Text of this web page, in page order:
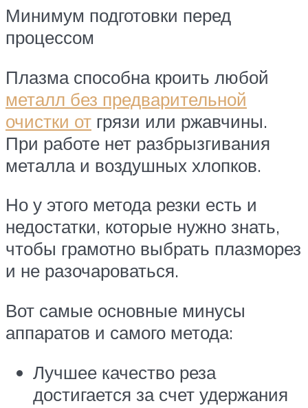
Минимум подготовки перед
процессом
Плазма способна кроить любой
металл без предварительной
очистки от грязи или ржавчины.
При работе нет разбрызгивания
металла и воздушных хлопков.
Но у этого метода резки есть и
недостатки, которые нужно знать,
чтобы грамотно выбрать плазморез
и не разочароваться.
Вот самые основные минусы
аппаратов и самого метода:
Лучшее качество реза
достигается за счет удержания